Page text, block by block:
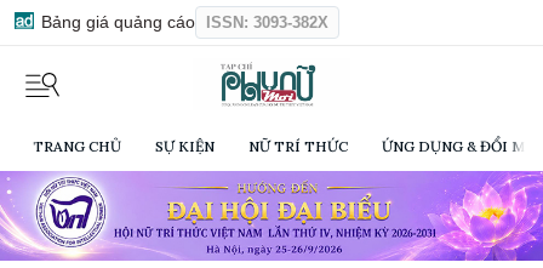
Bảng giá quảng cáo ISSN: 3093-382X
TRANG CHỦ SỰ KIỆN NỮ TRÍ THỨC ỨNG DỤNG & ĐỔI